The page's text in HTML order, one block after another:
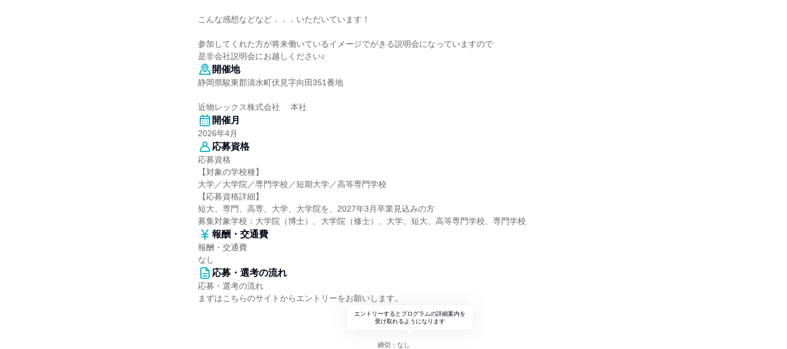
こんな感想などなど．．．いただいています！
参加してくれた方が将来働いているイメージでがきる説明会になっていますので
是非会社説明会にお越しください♪
開催地
静岡県駿東郡清水町伏見字向田351番地
近物レックス株式会社 本社
開催月
2026年4月
応募資格
応募資格
【対象の学校種】
大学／大学院／専門学校／短期大学／高等専門学校
【応募資格詳細】
短大、専門、高専、大学、大学院を、2027年3月卒業見込みの方
募集対象学校：大学院（博士）、大学院（修士）、大学、短大、高等専門学校、専門学校
報酬・交通費
報酬・交通費
なし
応募・選考の流れ
応募・選考の流れ
まずはこちらのサイトからエントリーをお願いします。
エントリーするとプログラムの詳細案内を
受け取れるようになります
締切：なし